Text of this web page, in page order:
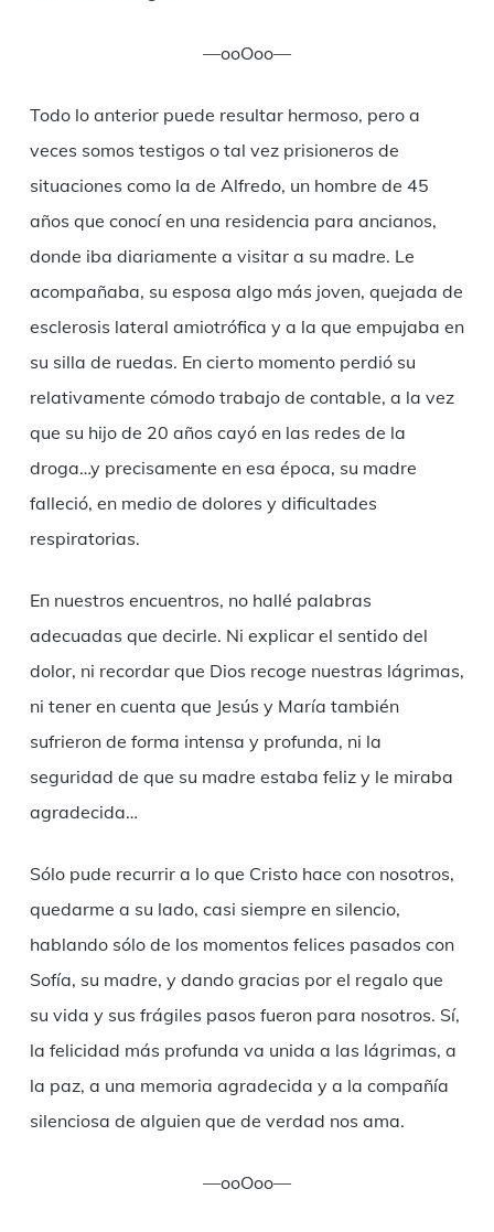
—ooOoo—
Todo lo anterior puede resultar hermoso, pero a
veces somos testigos o tal vez prisioneros de
situaciones como la de Alfredo, un hombre de 45
años que conocí en una residencia para ancianos,
donde iba diariamente a visitar a su madre. Le
acompañaba, su esposa algo más joven, quejada de
esclerosis lateral amiotrófica y a la que empujaba en
su silla de ruedas. En cierto momento perdió su
relativamente cómodo trabajo de contable, a la vez
que su hijo de 20 años cayó en las redes de la
droga…y precisamente en esa época, su madre
falleció, en medio de dolores y dificultades
respiratorias.
En nuestros encuentros, no hallé palabras
adecuadas que decirle. Ni explicar el sentido del
dolor, ni recordar que Dios recoge nuestras lágrimas,
ni tener en cuenta que Jesús y María también
sufrieron de forma intensa y profunda, ni la
seguridad de que su madre estaba feliz y le miraba
agradecida…
Sólo pude recurrir a lo que Cristo hace con nosotros,
quedarme a su lado, casi siempre en silencio,
hablando sólo de los momentos felices pasados con
Sofía, su madre, y dando gracias por el regalo que
su vida y sus frágiles pasos fueron para nosotros. Sí,
la felicidad más profunda va unida a las lágrimas, a
la paz, a una memoria agradecida y a la compañía
silenciosa de alguien que de verdad nos ama.
—ooOoo—